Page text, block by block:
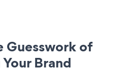
Guesswork of
Brand